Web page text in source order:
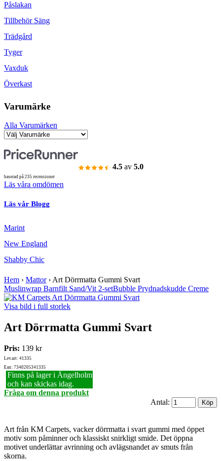
Påslakan
Tillbehör Säng
Trädgård
Tyger
Vaxduk
Överkast
Varumärke
Alla Varumärken
4.5 av 5.0
baserad på 235 recensioner
Läs våra omdömen
Läs vår Blogg
Marint
New England
Shabby Chic
Hem › Mattor›Art Dörrmatta Gummi Svart
Muslinwrap Barnfilt Sand/Vit 2-setBubble Prydnadskudde Creme
Visa bild i full storlek
Art Dörrmatta Gummi Svart
Pris: 139 kr
Lev.art: 41335
Ean: 7340205341335
Finns på lager i Ängelholm
och kan skickas idag.
Fråga om denna produkt
Antal:
Art från KM Carpets, vacker dörrmatta i svart gummi med öppet
motiv som påminner och klassiskt snirkligt smide. Det öppna
motivet underlättar avrinning och avlägsnandet av smuts från
skorna.